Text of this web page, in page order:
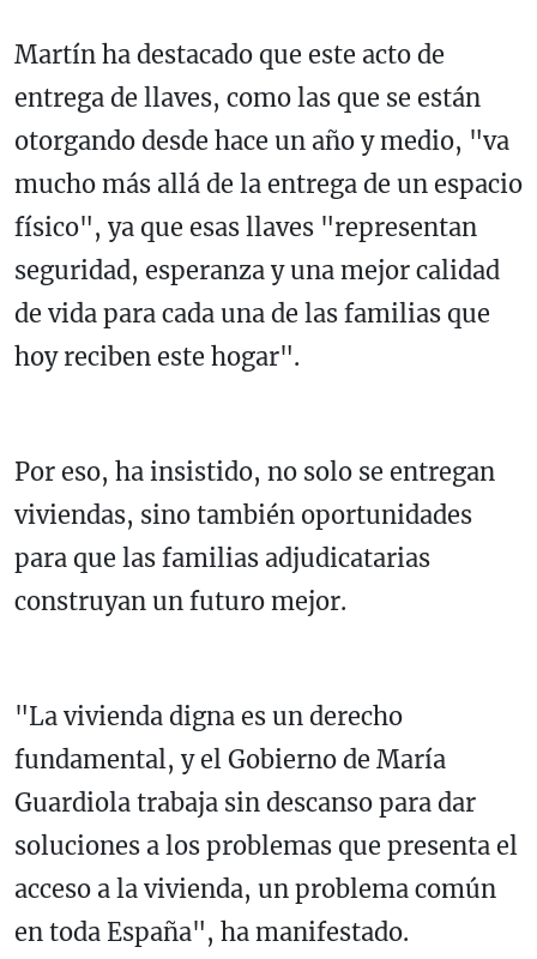
Martín ha destacado que este acto de
entrega de llaves, como las que se están
otorgando desde hace un año y medio, "va
mucho más allá de la entrega de un espacio
físico", ya que esas llaves "representan
seguridad, esperanza y una mejor calidad
de vida para cada una de las familias que
hoy reciben este hogar".
Por eso, ha insistido, no solo se entregan
viviendas, sino también oportunidades
para que las familias adjudicatarias
construyan un futuro mejor.
"La vivienda digna es un derecho
fundamental, y el Gobierno de María
Guardiola trabaja sin descanso para dar
soluciones a los problemas que presenta el
acceso a la vivienda, un problema común
en toda España", ha manifestado.